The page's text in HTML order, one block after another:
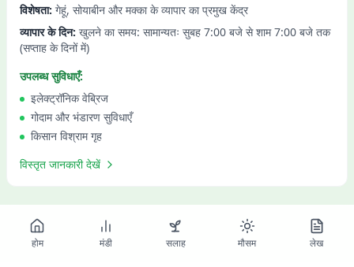
विशेषता: गेहूं, सोयाबीन और मक्का के व्यापार का प्रमुख केंद्र
व्यापार के दिन: खुलने का समय: सामान्यतः सुबह 7:00 बजे से शाम 7:00 बजे तक
(सप्ताह के दिनों में)
उपलब्ध सुविधाएँ:
इलेक्ट्रॉनिक वेब्रिज
गोदाम और भंडारण सुविधाएँ
किसान विश्राम गृह
विस्तृत जानकारी देखें
होम मंडी सलाह मौसम लेख